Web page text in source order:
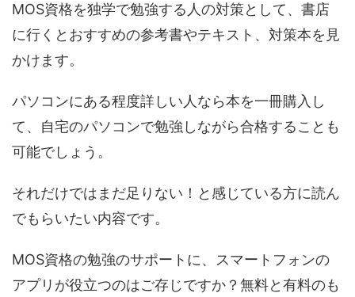
MOS資格を独学で勉強する人の対策として、書店
に行くとおすすめの参考書やテキスト、対策本を見
かけます。
パソコンにある程度詳しい人なら本を一冊購入し
て、自宅のパソコンで勉強しながら合格することも
可能でしょう。
それだけではまだ足りない！と感じている方に読ん
でもらいたい内容です。
MOS資格の勉強のサポートに、スマートフォンの
アプリが役立つのはご存じですか？無料と有料のも